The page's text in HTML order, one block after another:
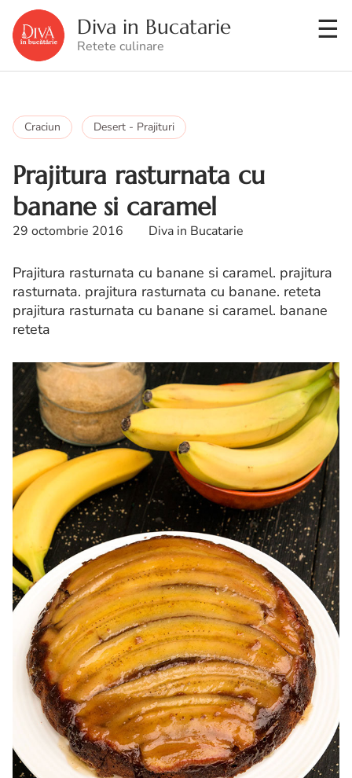
Diva in Bucatarie
Retete culinare
Craciun Desert - Prajituri
Prajitura rasturnata cu
banane si caramel
29 octombrie 2016 Diva in Bucatarie
Prajitura rasturnata cu banane si caramel. prajitura
rasturnata. prajitura rasturnata cu banane. reteta
prajitura rasturnata cu banane si caramel. banane
reteta